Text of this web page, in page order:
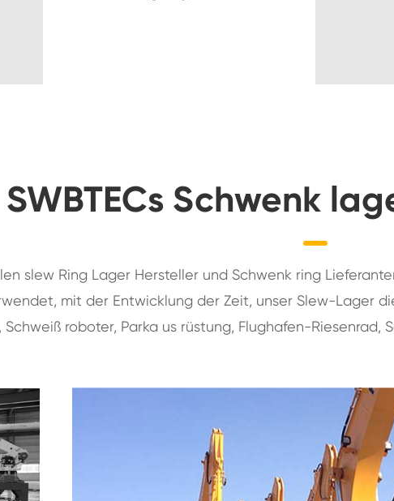
SWBTECs Schwenk
slew Ring Lager Hersteller und Schwenk ring
mit der Entwicklung der Zeit, unser Slew-Lager
Schweiß roboter, Parka us rüstung, Flughafen-Riesenrad,